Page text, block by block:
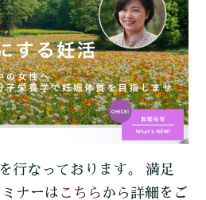
行なっております。 満足
ナーは こちら から詳細をご